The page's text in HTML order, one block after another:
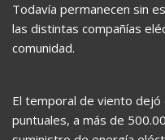
Todavía permanecen sin
las distintas compañías
comunidad.
El temporal de viento
puntuales, a más de